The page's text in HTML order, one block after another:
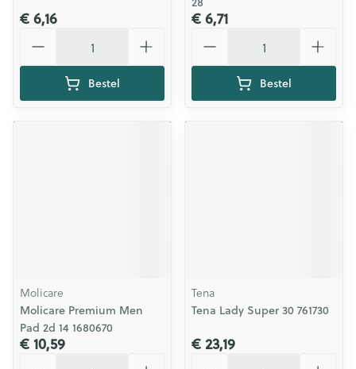
€ 6,16
Bestel
€ 6,71
Bestel
Molicare
Molicare Premium Men
Pad 2d 14 1680670
€ 10,59
Tena
Tena Lady Super 30 761730
€ 23,19